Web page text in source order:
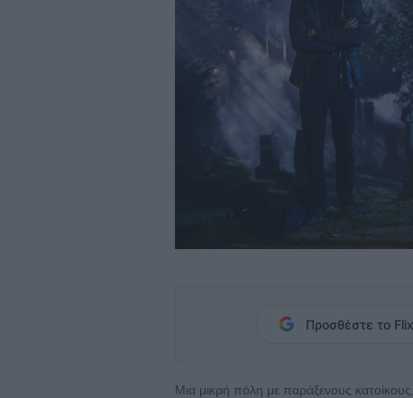
Προσθέστε το
Μια μικρή πόλη με παράξενους